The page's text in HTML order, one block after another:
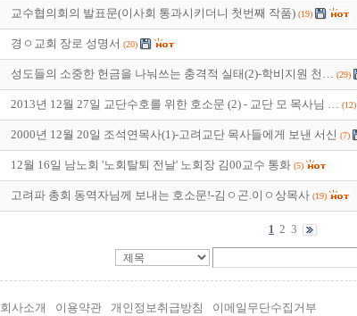
교수협의회의 발표문(이사회 통과시키더니 첫번째 작품) (19)
경ㅇ교회 장로 성명서 (20)
성도들의 소중한 헌금을 나눠쓰는 충격적 실태(2)-학비지원 천… (29)
2013년 12월 27일 교단수호를 위한 호소문 (2) - 교단 모 목사님 … (12)
2000년 12월 20일 조석연목사(1)-고려교단 목사들에게 보낸 서신 (7)
12월 16일 남노회 '노회탈퇴 전날' 노회장 김00교수 통화 (5)
고려파 총회 동역자님께 보내는 호소문!-김ㅇ곤.이ㅇ상목사 (19)
1 2 3
회사소개 이용약관 개인정보취급방침 이메일무단수집거부